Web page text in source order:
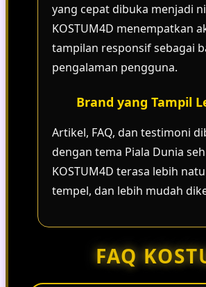
yang cepat dibuka menjadi
KOSTUM4D menempatkan
tampilan responsif sebagai
pengalaman pengguna.
Brand yang Tampil
Artikel, FAQ, dan testimoni
dengan tema Piala Dunia
KOSTUM4D terasa lebih
tempel, dan lebih mudah
FAQ